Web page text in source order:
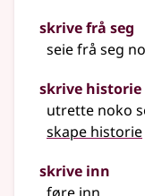
skrive frå seg
seie frå seg
skrive historie
utrette noko
skape historie
skrive inn